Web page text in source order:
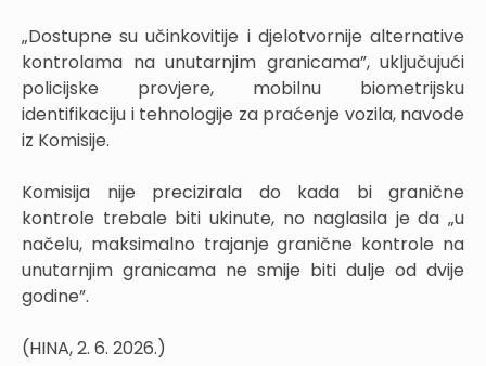
„Dostupne su učinkovitije i djelotvornije alternative
kontrolama na unutarnjim granicama”, uključujući
policijske provjere, mobilnu biometrijsku
identifikaciju i tehnologije za praćenje vozila, navode
iz Komisije.
Komisija nije precizirala do kada bi granične
kontrole trebale biti ukinute, no naglasila je da „u
načelu, maksimalno trajanje granične kontrole na
unutarnjim granicama ne smije biti dulje od dvije
godine”.
(HINA, 2. 6. 2026.)